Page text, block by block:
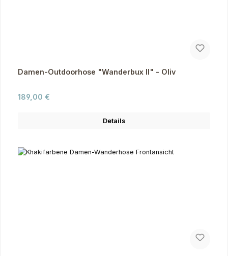
Damen-Outdoorhose "Wanderbux II" - Oliv
Regulärer Preis:
189,00 €
Details